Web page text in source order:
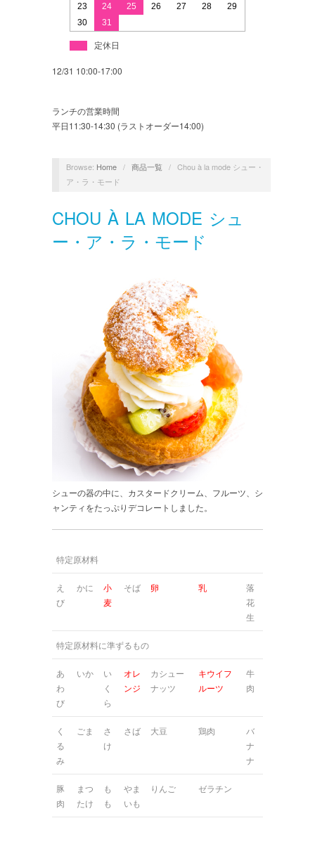
23
24 25 26 27 28
29
30
31
定休日
12/31 10:00-17:00
ランチの営業時間
平日11:30-14:30 (ラストオーダー14:00)
Browse: Home / 商品一覧 / Chou à la mode シュー・
ア・ラ・モード
CHOU À LA MODE シュ
ー・ア・ラ・モード
シューの器の中に、カスタードクリーム、フルーツ、シ
ャンティをたっぷりデコレートしました。
特定原材料
え
び
かに
小
麦
そば 卵 乳
落
花
生
特定原材料に準ずるもの
あ
わ
び
いか
い
く
ら
オレ
ンジ
カシュー
ナッツ
キウイフ
ルーツ
牛
肉
く
る
み
ごま
さ
け
さば 大豆 鶏肉
バ
ナ
ナ
豚
肉
まつ
たけ
も
も
やま
いも
りんご ゼラチン